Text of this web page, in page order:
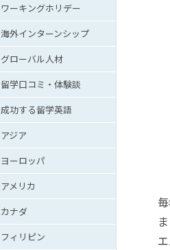
ワーキングホリデー
海外インターンシップ
グローバル人材
留学口コミ・体験談
成功する留学英語
アジア
ヨーロッパ
アメリカ
カナダ
フィリピン